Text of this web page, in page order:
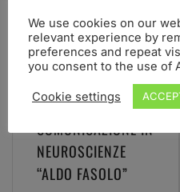
Navigazione
articoli
PREMIO PER LA
COMUNICAZIONE IN
NEUROSCIENZE
“ALDO FASOLO”
We use cookies on our
relevant experience by
preferences and repeat
you consent to the use of
Cookie settings